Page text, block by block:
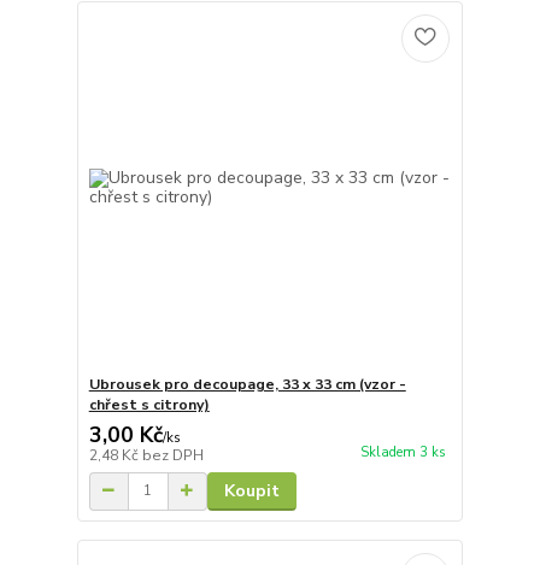
Ubrousek pro decoupage, 33 x 33 cm (vzor -
chřest s citrony)
3,00 Kč/ks
2,48 Kč bez DPH Skladem 3 ks
Koupit